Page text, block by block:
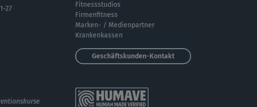
27
Fitnessstudios
Firmenfitness
Marken- / Medienpartner
Krankenkassen
Geschäftskunden-Kontakt